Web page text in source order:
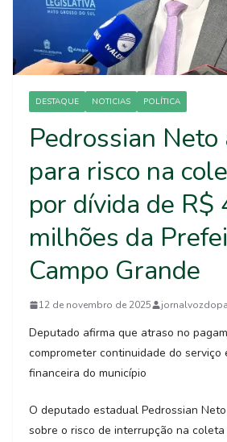
DESTAQUE NOTICIAS POLÍTICA
Pedrossian
para risco na
por dívida de R$
milhões da
Campo Grande
12 de novembro de 2025
Deputado afirma que atraso no
comprometer continuidade do serviço
financeira do município
O deputado estadual Pedrossian
sobre o risco de interrupção na coleta